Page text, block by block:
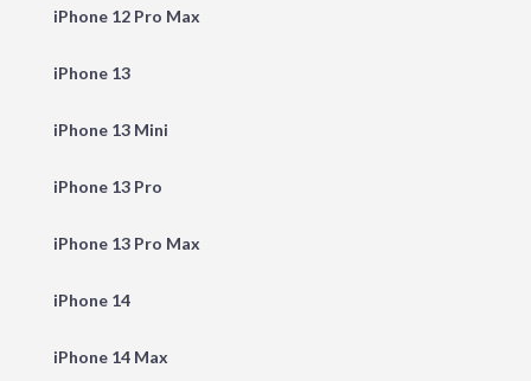
iPhone 12 Pro Max
iPhone 13
iPhone 13 Mini
iPhone 13 Pro
iPhone 13 Pro Max
iPhone 14
iPhone 14 Max